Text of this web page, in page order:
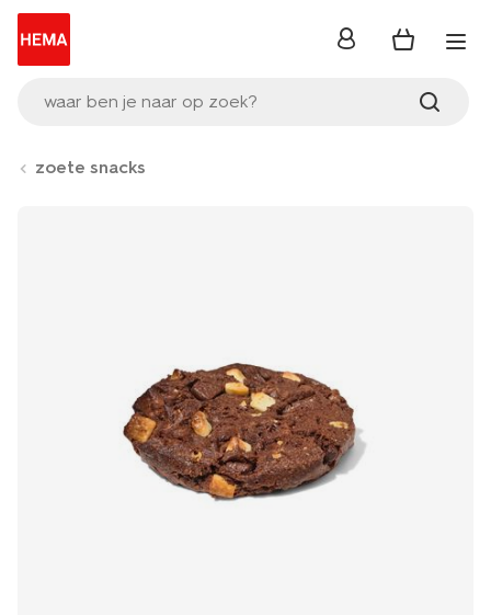
waar ben je naar op zoek?
inloggen
zoete snacks